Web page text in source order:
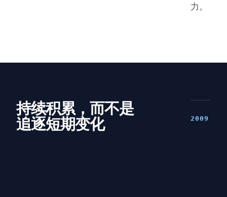
力。
持续积累，而不是
追逐短期变化 2009